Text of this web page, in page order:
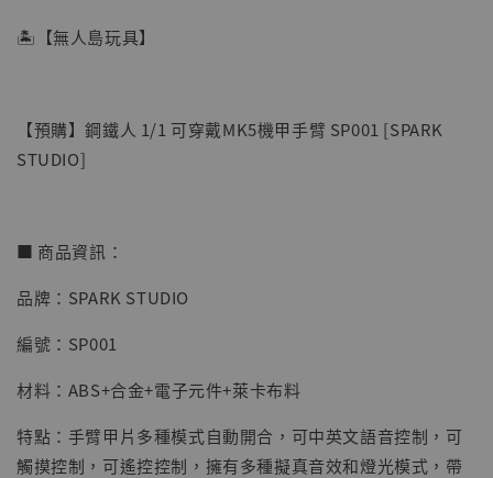
【店內現貨】海賊王 系列蒐藏雕像 布魯克達
NT$ 1,500
NT$ 1,870
加入購物車
🏝【無人島玩具】
【預購】鋼鐵人 1/1 可穿戴MK5機甲手臂 SP001 [SPARK
STUDIO]
■ 商品資訊：
品牌：SPARK STUDIO
編號：SP001
材料：ABS+合金+電子元件+萊卡布料
特點：手臂甲片多種模式自動開合，可中英文語音控制，可
觸摸控制，可遙控控制，擁有多種擬真音效和燈光模式，帶